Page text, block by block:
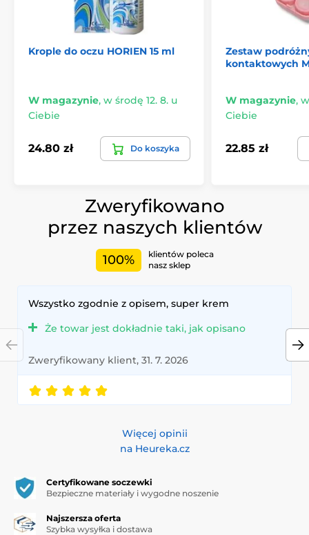
Krople do oczu HORIEN 15 ml
W magazynie, w środę 12. 8. u
Ciebie
24.80 zł Do koszyka
Zestaw
kontaktowych
W magazynie,
Ciebie
22.85 zł
Zweryfikowano
przez naszych klientów
100%
klientów poleca
nasz sklep
Wszystko zgodnie z opisem, super krem
Że towar jest dokładnie taki, jak opisano
Zweryfikowany klient, 31. 7. 2026
Więcej opinii
na Heureka.cz
Certyfikowane soczewki
Bezpieczne materiały i wygodne noszenie
Najszersza oferta
Szybka wysyłka i dostawa